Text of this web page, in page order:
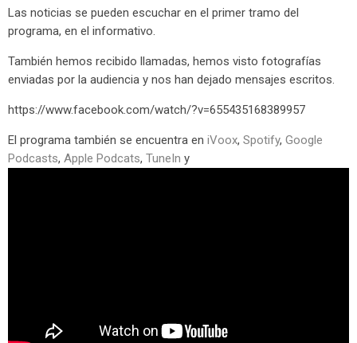
Las noticias se pueden escuchar en el primer tramo del
programa, en el informativo.
También hemos recibido llamadas, hemos visto fotografías
enviadas por la audiencia y nos han dejado mensajes escritos.
https://www.facebook.com/watch/?v=655435168389957
El programa también se encuentra en iVoox, Spotify, Google
Podcasts, Apple Podcats, TuneIn y